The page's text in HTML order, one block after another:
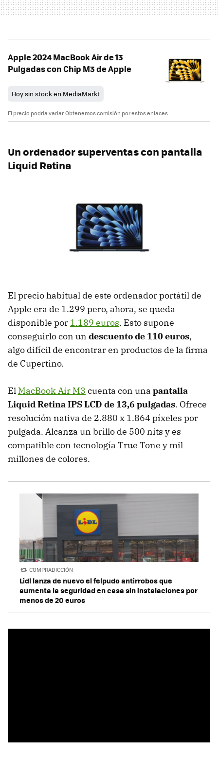
Apple 2024 MacBook Air de 13
Pulgadas con Chip M3 de Apple
Hoy sin stock en MediaMarkt
El precio podría variar. Obtenemos comisión por estos enlaces
Un ordenador superventas con pantalla
Liquid Retina
El precio habitual de este ordenador portátil de
Apple era de 1.299 pero, ahora, se queda
disponible por 1.189 euros. Esto supone
conseguirlo con un descuento de 110 euros,
algo difícil de encontrar en productos de la firma
de Cupertino.
El MacBook Air M3 cuenta con una pantalla
Liquid Retina IPS LCD de 13,6 pulgadas. Ofrece
resolución nativa de 2.880 x 1.864 píxeles por
pulgada. Alcanza un brillo de 500 nits y es
compatible con tecnología True Tone y mil
millones de colores.
COMPRADICCIÓN
Lidl lanza de nuevo el felpudo antirrobos que
aumenta la seguridad en casa sin instalaciones por
menos de 20 euros